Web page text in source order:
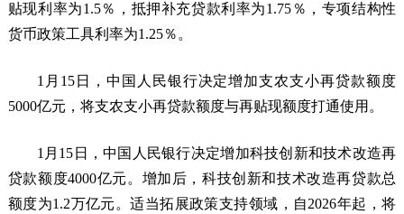
贴现利率为1.5％，抵押补充贷款利率为1.75％，专项结构性
货币政策工具利率为1.25％。
1月15日，中国人民银行决定增加支农支小再贷款额度
5000亿元，将支农支小再贷款额度与再贴现额度打通使用。
1月15日，中国人民银行决定增加科技创新和技术改造再
贷款额度4000亿元。增加后，科技创新和技术改造再贷款总
额度为1.2万亿元。适当拓展政策支持领域，自2026年起，将